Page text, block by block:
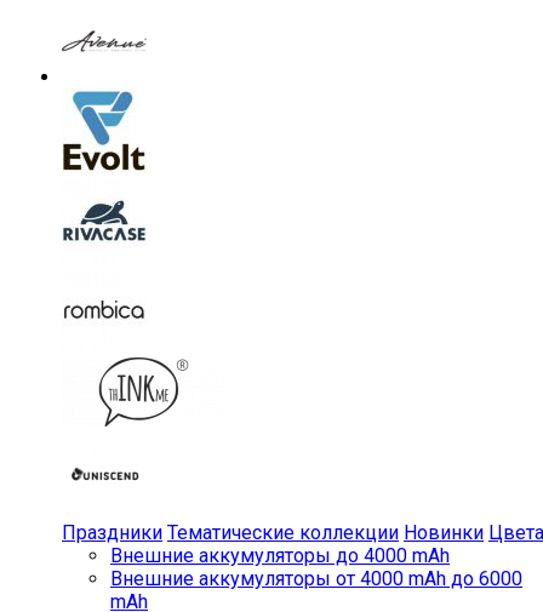
Праздники Тематические коллекции Новинки Цвета
Внешние аккумуляторы до 4000 mAh
Внешние аккумуляторы от 4000 mAh до 6000
mAh